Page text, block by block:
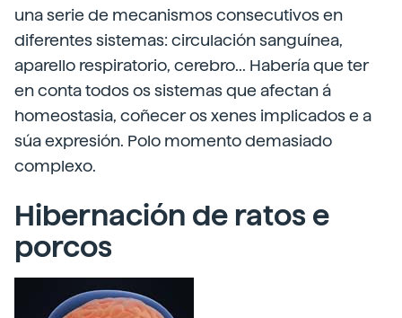
una serie de mecanismos consecutivos en
diferentes sistemas: circulación sanguínea,
aparello respiratorio, cerebro... Habería que ter
en conta todos os sistemas que afectan á
homeostasia, coñecer os xenes implicados e a
súa expresión. Polo momento demasiado
complexo.
Hibernación de ratos e
porcos